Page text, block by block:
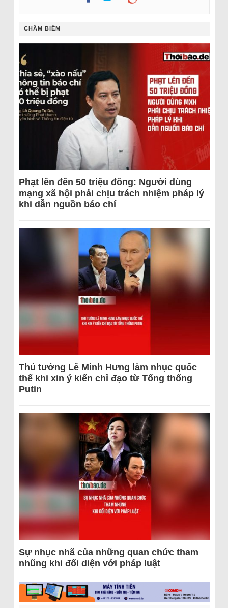
CHÂM BIẾM
Phạt lên đến 50 triệu đồng: Người dùng
mạng xã hội phải chịu trách nhiệm pháp lý
khi dẫn nguồn báo chí
Thủ tướng Lê Minh Hưng làm nhục quốc
thể khi xin ý kiến chỉ đạo từ Tổng thống
Putin
Sự nhục nhã của những quan chức tham
nhũng khi đối diện với pháp luật